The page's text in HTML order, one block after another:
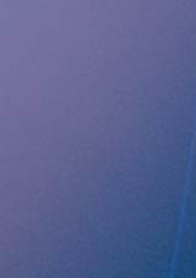
Data privacy statement